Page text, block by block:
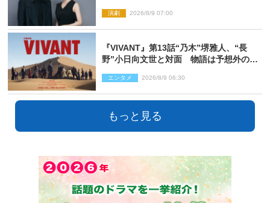
演劇 2026/8/9 07:00
『VIVANT』第13話“乃木”堺雅人、“長
野”小日向文世と対面 物語は予想外の展
エンタメ 2026/8/9 06:30
もっと見る